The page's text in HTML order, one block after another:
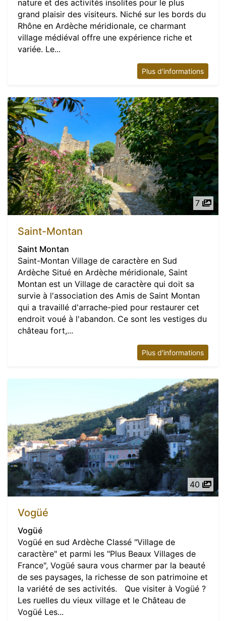
nature et des activités insolites pour le plus
grand plaisir des visiteurs. Niché sur les bords du
Rhône en Ardèche méridionale, ce charmant
village médiéval offre une expérience riche et
variée. Le...
Plus d'informations
7
Saint-Montan
Saint Montan
Saint-Montan Village de caractère en Sud
Ardèche Situé en Ardèche méridionale, Saint
Montan est un Village de caractère qui doit sa
survie à l'association des Amis de Saint Montan
qui a travaillé d'arrache-pied pour restaurer cet
endroit voué à l'abandon. Ce sont les vestiges du
château fort,...
Plus d'informations
40
Vogüé
Vogüé
Vogüé en sud Ardèche Classé "Village de
caractère" et parmi les "Plus Beaux Villages de
France", Vogüé saura vous charmer par la beauté
de ses paysages, la richesse de son patrimoine et
la variété de ses activités. Que visiter à Vogüé ?
Les ruelles du vieux village et le Château de
Vogüé Les...